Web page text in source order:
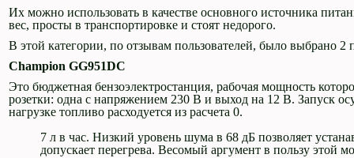
Их можно использовать в качестве основного источника
вес, просты в транспортировке и стоят недорого.
В этой категории, по отзывам пользователей, было выбрано 2
Champion GG951DC
Это бюджетная бензоэлектростанция, рабочая мощность
розетки: одна с напряжением 230 В и выход на 12 В. Запуск
нагрузке топливо расходуется из расчета 0.
7 л в час. Низкий уровень шума в 68 дБ позволяет
допускает перегрева. Весомый аргумент в пользу этой